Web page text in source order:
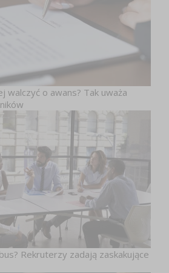
walczyć o awans? Tak uważa
Rekruterzy zadają zaskakujące